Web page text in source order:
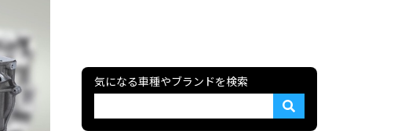
気になる車種やブランドを検索